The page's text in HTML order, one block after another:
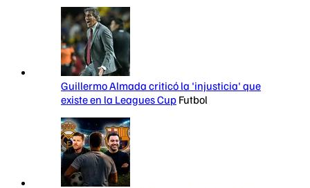
Guillermo Almada criticó la 'injusticia' que
existe en la Leagues Cup Futbol